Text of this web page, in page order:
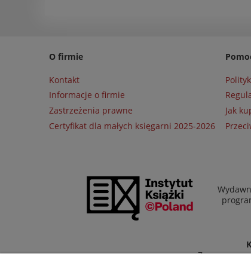
O firmie
Kontakt
Informacje o firmie
Zastrzeżenia prawne
Certyfikat dla małych księgarni 2025-2026
Jak
Zapraszamy